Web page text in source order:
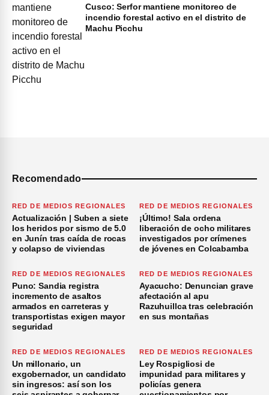
Cusco: Serfor mantiene monitoreo de
incendio forestal activo en el distrito de
Machu Picchu
Recomendado
RED DE MEDIOS REGIONALES
Actualización | Suben a siete
los heridos por sismo de 5.0
en Junín tras caída de rocas
y colapso de viviendas
RED DE MEDIOS REGIONALES
¡Último! Sala ordena
liberación de ocho militares
investigados por crímenes
de jóvenes en Colcabamba
RED DE MEDIOS REGIONALES
Puno: Sandia registra
incremento de asaltos
armados en carreteras y
transportistas exigen mayor
seguridad
RED DE MEDIOS REGIONALES
Ayacucho: Denuncian grave
afectación al apu
Razuhuillca tras celebración
en sus montañas
RED DE MEDIOS REGIONALES
Un millonario, un
exgobernador, un candidato
sin ingresos: así son los
RED DE MEDIOS REGIONALES
Ley Rospigliosi de
impunidad para militares y
policías genera